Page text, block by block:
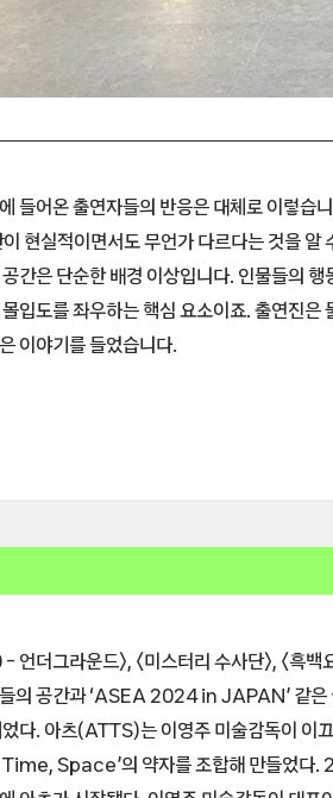
들어온 출연자들의 반응은 대체로 이렇습
현실적이면서도 무언가 다르다는 것을 알
간은 단순한 배경 이상입니다. 인물들의
입도를 좌우하는 핵심 요소이죠. 출연진은
이야기를 들었습니다.
언더그라운드〉, 〈미스터리 수사단〉, 〈흑
의 공간과 ‘ASEA 2024 in JAPAN’ 같은
다. 아츠(ATTS)는 이영주 미술감독이 이
Space’의 약자를 조합해 만들었다.